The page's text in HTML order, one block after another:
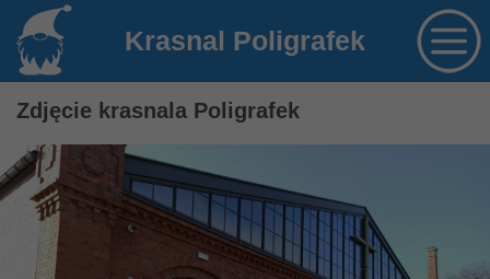
Krasnal Poligrafek
Zdjęcie krasnala Poligrafek